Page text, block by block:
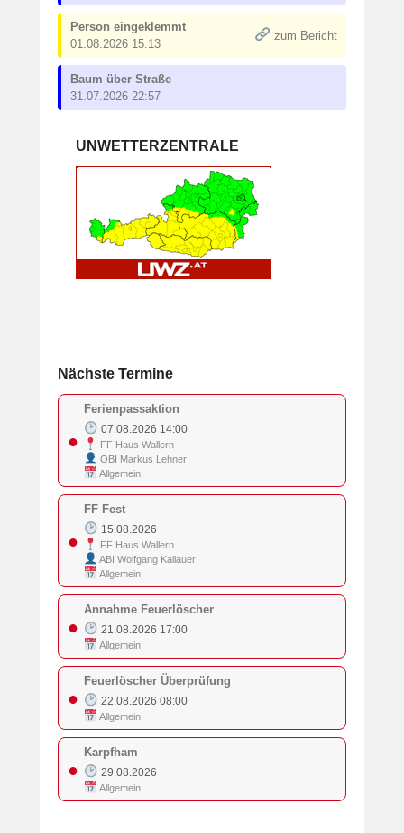
Person eingeklemmt
01.08.2026 15:13
zum Bericht
Baum über Straße
31.07.2026 22:57
UNWETTERZENTRALE
Nächste Termine
●
Ferienpassaktion
07.08.2026 14:00
FF Haus Wallern
OBI Markus Lehner
Allgemein
●
FF Fest
15.08.2026
FF Haus Wallern
ABI Wolfgang Kaliauer
Allgemein
●
Annahme Feuerlöscher
21.08.2026 17:00
Allgemein
●
Feuerlöscher Überprüfung
22.08.2026 08:00
Allgemein
●
Karpfham
29.08.2026
Allgemein